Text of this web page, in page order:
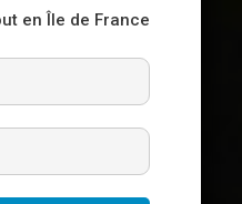
en Île de France